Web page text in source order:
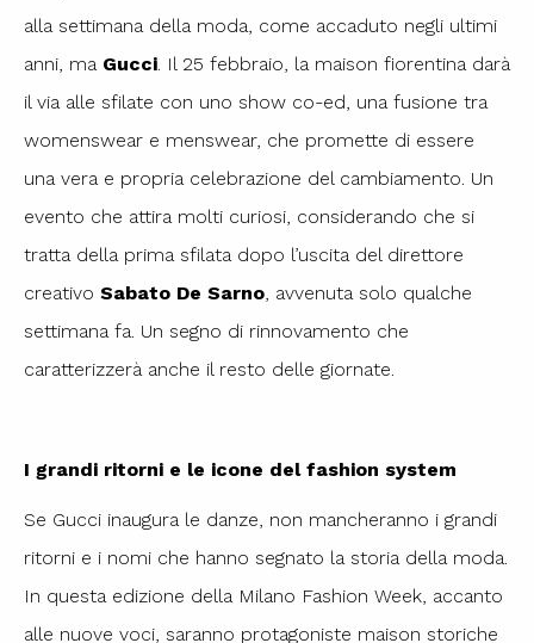
alla settimana della moda, come accaduto negli ultimi
anni, ma Gucci . Il 25 febbraio, la maison fiorentina darà
il via alle sfilate con uno show co-ed, una fusione tra
womenswear e menswear, che promette di essere
una vera e propria celebrazione del cambiamento. Un
evento che attira molti curiosi, considerando che si
tratta della prima sfilata dopo l’uscita del direttore
creativo Sabato De Sarno , avvenuta solo qualche
settimana fa. Un segno di rinnovamento che
caratterizzerà anche il resto delle giornate.
I grandi ritorni e le icone del fashion system
Se Gucci inaugura le danze, non mancheranno i grandi
ritorni e i nomi che hanno segnato la storia della moda.
In questa edizione della Milano Fashion Week, accanto
alle nuove voci, saranno protagoniste maison storiche